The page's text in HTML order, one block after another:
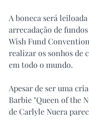
A boneca será
arrecadação de
Wish Fund
realizar os sonhos de
em todo o mundo.
Apesar de ser uma
Barbie "Queen of the
de Carlyle Nuera